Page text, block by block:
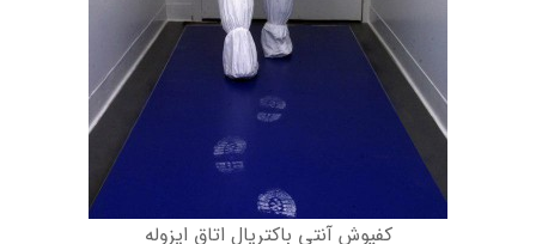
کفپوش آنتی باکتریال اتاق ایزوله